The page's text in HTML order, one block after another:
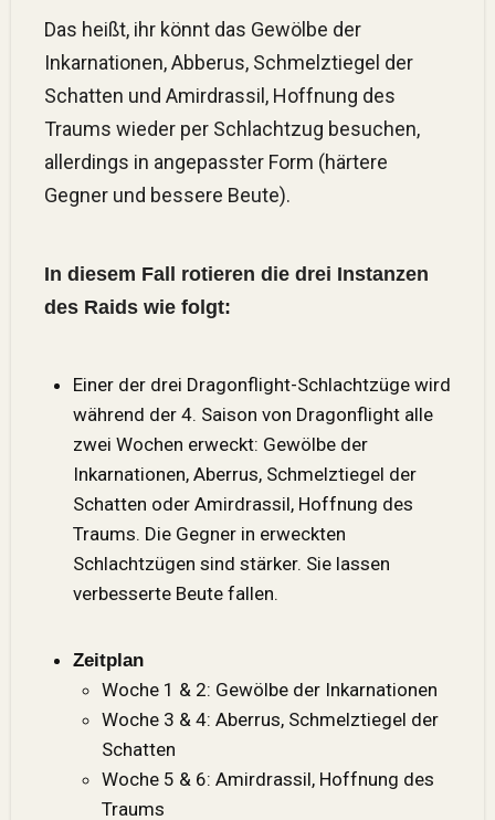
Das heißt, ihr könnt das Gewölbe der
Inkarnationen, Abberus, Schmelztiegel der
Schatten und Amirdrassil, Hoffnung des
Traums wieder per Schlachtzug besuchen,
allerdings in angepasster Form (härtere
Gegner und bessere Beute).
In diesem Fall rotieren die drei Instanzen
des Raids wie folgt:
Einer der drei Dragonflight-Schlachtzüge wird
während der 4. Saison von Dragonflight alle
zwei Wochen erweckt: Gewölbe der
Inkarnationen, Aberrus, Schmelztiegel der
Schatten oder Amirdrassil, Hoffnung des
Traums. Die Gegner in erweckten
Schlachtzügen sind stärker. Sie lassen
verbesserte Beute fallen.
Zeitplan
Woche 1 & 2: Gewölbe der Inkarnationen
Woche 3 & 4: Aberrus, Schmelztiegel der
Schatten
Woche 5 & 6: Amirdrassil, Hoffnung des
Traums